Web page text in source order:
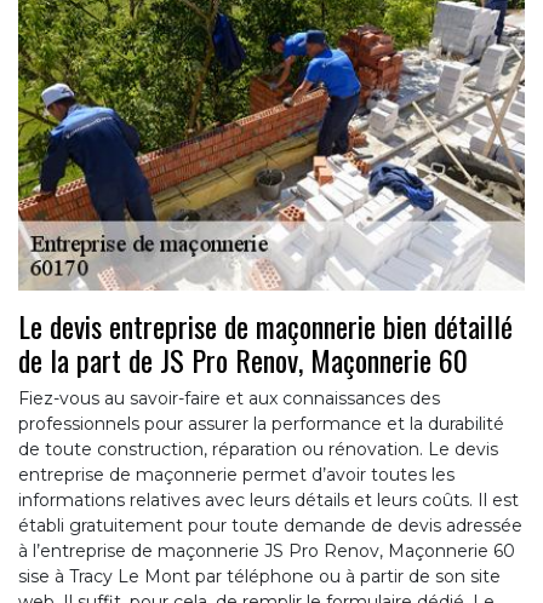
Le devis entreprise de maçonnerie bien détaillé
de la part de JS Pro Renov, Maçonnerie 60
Fiez-vous au savoir-faire et aux connaissances des
professionnels pour assurer la performance et la durabilité
de toute construction, réparation ou rénovation. Le devis
entreprise de maçonnerie permet d’avoir toutes les
informations relatives avec leurs détails et leurs coûts. Il est
établi gratuitement pour toute demande de devis adressée
à l’entreprise de maçonnerie JS Pro Renov, Maçonnerie 60
sise à Tracy Le Mont par téléphone ou à partir de son site